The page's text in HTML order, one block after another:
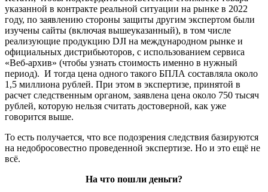
указанной в контракте реальной ситуации на рынке в 2022
году, по заявлению стороны защиты другим экспертом были
изучены сайты (включая вышеуказанный), в том числе
реализующие продукцию DJI на международном рынке и
официальных дистрибьюторов, с использованием сервиса
«Веб-архив» (чтобы узнать стоимость именно в нужный
период). И тогда цена одного такого БПЛА составляла около
1,5 миллиона рублей. При этом в экспертизе, принятой в
расчет следственным органом, заявлена цена около 750 тысяч
рублей, которую нельзя считать достоверной, как уже
говорится выше.
То есть получается, что все подозрения следствия базируются
на недобросовестно проведенной экспертизе. Но и это ещё не
всё.
На что пошли деньги?